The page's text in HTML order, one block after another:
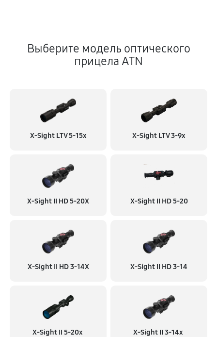
Выберите модель оптического
прицела ATN
X-Sight LTV 5-15x X-Sight LTV 3-9x
X-Sight II HD 5-20X X-Sight II HD 5-20
X-Sight II HD 3-14X X-Sight II HD 3-14
X-Sight II 5-20x X-Sight II 3-14x